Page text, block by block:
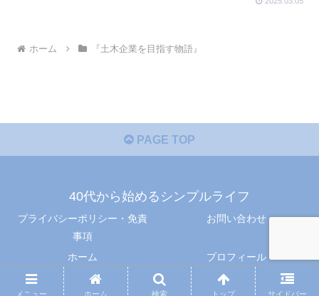
ホーム 『土木企業を目指す物語』
PAGE TOP
40代から始めるシンプルライフ
プライバシーポリシー・免責
事項
お問い合わせ
ホーム プロフィール
© 2025 40代から始めるシンプルライフ.
メニュー ホーム 検索 トップ サイドバー